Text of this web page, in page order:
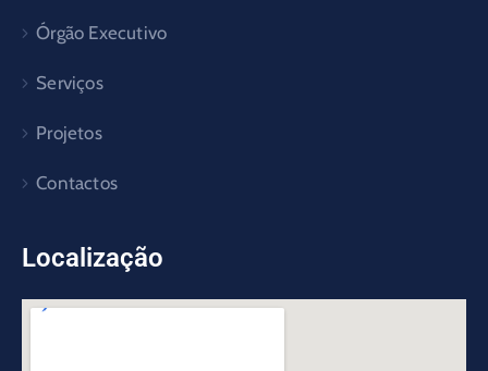
Órgão Executivo
Serviços
Projetos
Contactos
Localização